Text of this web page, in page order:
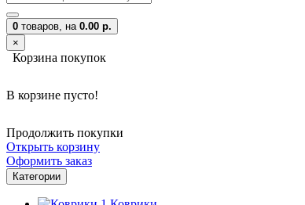
0 товаров, на 0.00 р.
×
Корзина покупок
В корзине пусто!
Продолжить покупки
Открыть корзину
Оформить заказ
Категории